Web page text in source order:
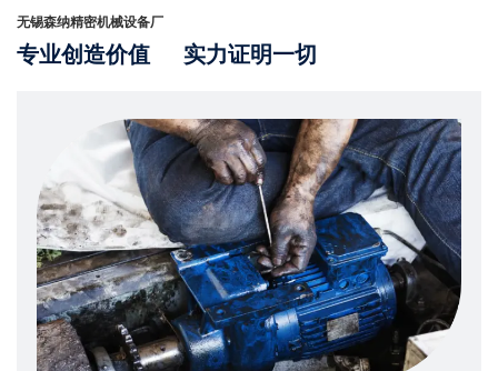
无锡森纳精密机械设备厂
专业创造价值 实力证明一切